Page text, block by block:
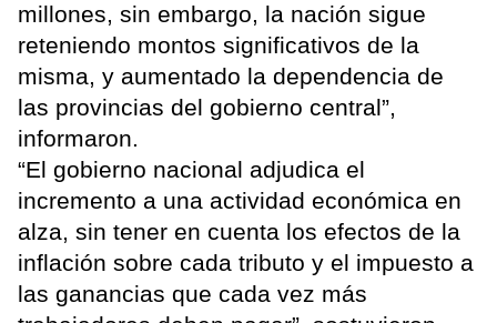
millones, sin embargo, la nación sigue
reteniendo montos significativos de la
misma, y aumentado la dependencia de
las provincias del gobierno central”,
informaron.
“El gobierno nacional adjudica el
incremento a una actividad económica en
alza, sin tener en cuenta los efectos de la
inflación sobre cada tributo y el impuesto a
las ganancias que cada vez más